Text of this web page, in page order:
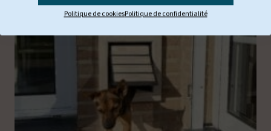
Politique de cookiesPolitique de confidentialité